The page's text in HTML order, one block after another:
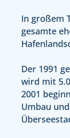
In großem
gesamte
Der 1991
wird mit
2001
Umbau